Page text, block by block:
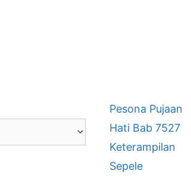
Pesona Pujaan
Hati Bab 7527
Keterampilan
Sepele